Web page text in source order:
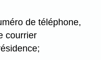
de téléphone,
courrier